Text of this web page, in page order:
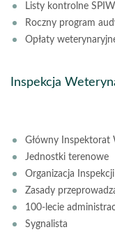
Listy kontrolne
Roczny program
Opłaty
Inspekcja
Główny Inspektorat
Jednostki terenowe
Organizacja
Zasady
100-lecie
Sygnalista